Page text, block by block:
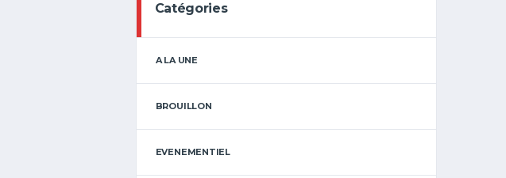
Catégories
A LA UNE
BROUILLON
EVENEMENTIEL